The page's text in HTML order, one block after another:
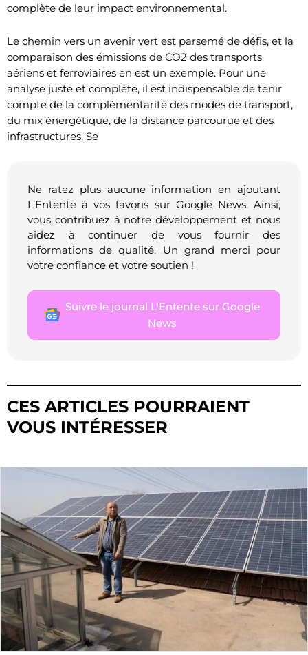
complète de leur impact environnemental.
Le chemin vers un avenir vert est parsemé de défis, et la
comparaison des émissions de CO2 des transports
aériens et ferroviaires en est un exemple. Pour une
analyse juste et complète, il est indispensable de tenir
compte de la complémentarité des modes de transport,
du mix énergétique, de la distance parcourue et des
infrastructures. Se
Ne ratez plus aucune information en ajoutant
L’Entente à vos favoris sur Google News. Ainsi,
vous contribuez à notre développement et nous
aidez à continuer de vous fournir des
informations de qualité. Un grand merci pour
votre confiance et votre soutien !
Suivre le journal L'Entente sur Google
News
CES ARTICLES POURRAIENT
VOUS INTÉRESSER